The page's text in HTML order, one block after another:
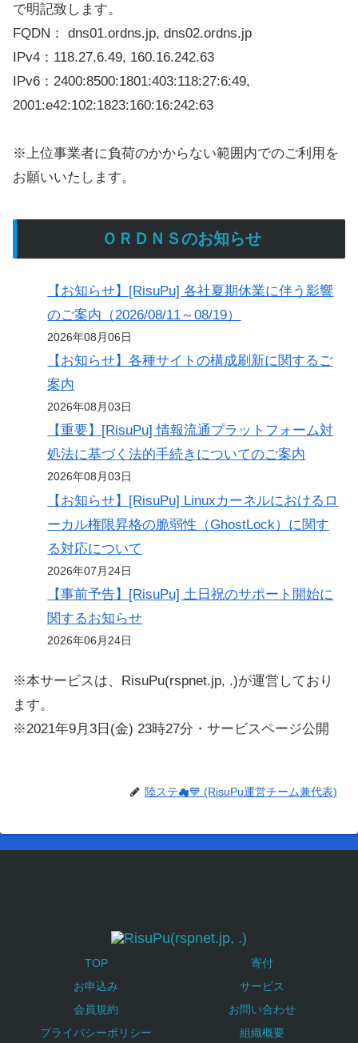
で明記致します。
FQDN： dns01.ordns.jp, dns02.ordns.jp
IPv4：118.27.6.49, 160.16.242.63
IPv6：2400:8500:1801:403:118:27:6:49,
2001:e42:102:1823:160:16:242:63
※上位事業者に負荷のかからない範囲内でのご利用を
お願いいたします。
ＯＲＤＮＳのお知らせ
【お知らせ】[RisuPu] 各社夏期休業に伴う影響
のご案内（2026/08/11～08/19）
2026年08月06日
【お知らせ】各種サイトの構成刷新に関するご
案内
2026年08月03日
【重要】[RisuPu] 情報流通プラットフォーム対
処法に基づく法的手続きについてのご案内
2026年08月03日
【お知らせ】[RisuPu] Linuxカーネルにおけるロ
ーカル権限昇格の脆弱性（GhostLock）に関す
る対応について
2026年07月24日
【事前予告】[RisuPu] 土日祝のサポート開始に
関するお知らせ
2026年06月24日
※本サービスは、RisuPu(rspnet.jp, .)が運営しており
ます。
※2021年9月3日(金) 23時27分・サービスページ公開
陸ステ☁💙 (RisuPu運営チーム兼代表)
TOP
寄付
お申込み
サービス
会員規約
お問い合わせ
プライバシーポリシー
組織概要